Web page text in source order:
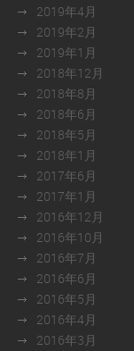
2019年4月
2019年2月
2019年1月
2018年12月
2018年8月
2018年6月
2018年5月
2018年1月
2017年6月
2017年1月
2016年12月
2016年10月
2016年7月
2016年6月
2016年5月
2016年4月
2016年3月